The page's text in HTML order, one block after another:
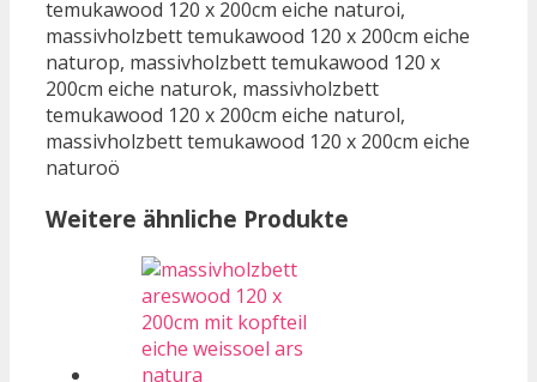
Weitere ähnliche Produkte